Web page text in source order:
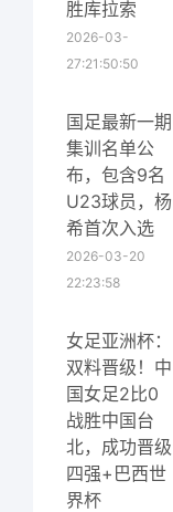
胜库拉索
2026-03-
27:21:50:50
国足最新一期
集训名单公
布，包含9名
U23球员，杨
希首次入选
2026-03-20
22:23:58
女足亚洲杯：
双料晋级！中
国女足2比0
战胜中国台
北，成功晋级
四强+巴西世
界杯